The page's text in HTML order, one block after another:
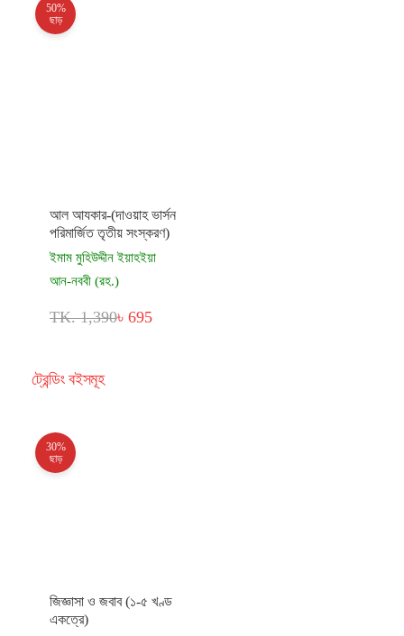
50%
ছাড়
আল আযকার-(দাওয়াহ ভার্সন
পরিমার্জিত তৃতীয় সংস্করণ)
ইমাম মুহিউদ্দীন ইয়াহইয়া
আন-নববী (রহ.)
TK. 1,390৳ 695
ট্রেন্ডিং বইসমূহ
30%
ছাড়
জিজ্ঞাসা ও জবাব (১-৫ খণ্ড
একত্রে)